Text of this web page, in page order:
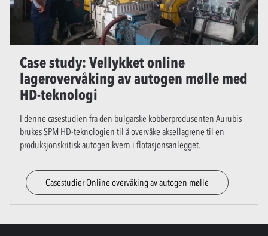
Case study: Vellykket online
lagerovervåking av autogen mølle med
HD-teknologi
I denne casestudien fra den bulgarske kobberprodusenten Aurubis
brukes SPM HD-teknologien til å overvåke aksellagrene til en
produksjonskritisk autogen kvern i flotasjonsanlegget.
Casestudier Online overvåking av autogen mølle